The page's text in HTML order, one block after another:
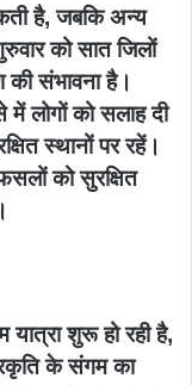
है, जबकि अन्य
को सात जिलों
की संभावना है।
में लोगों को सलाह दी
स्थानों पर रहें।
को सुरक्षित
शुरू हो रही है,
के संगम का